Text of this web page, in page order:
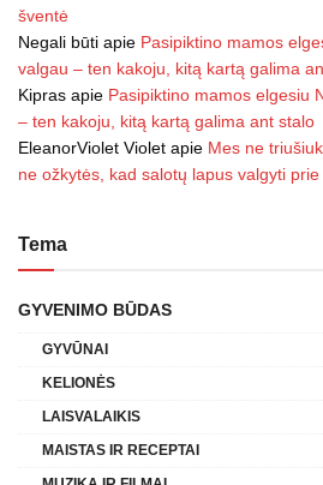
šventė
Negali būti apie Pasipiktino mamos
valgau – ten kakoju, kitą kartą galima
Kipras apie Pasipiktino mamos elgesiu
– ten kakoju, kitą kartą galima ant stalo
EleanorViolet Violet apie Mes ne
ne ožkytės, kad salotų lapus valgyti
Tema
GYVENIMO BŪDAS
GYVŪNAI
KELIONĖS
LAISVALAIKIS
MAISTAS IR RECEPTAI